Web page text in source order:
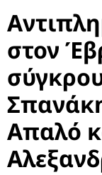
στον
Απαλό